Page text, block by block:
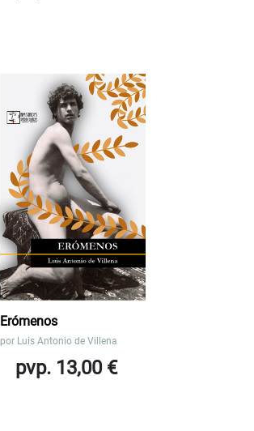
Erómenos
por Luis Antonio de Villena
pvp. 13,00 €